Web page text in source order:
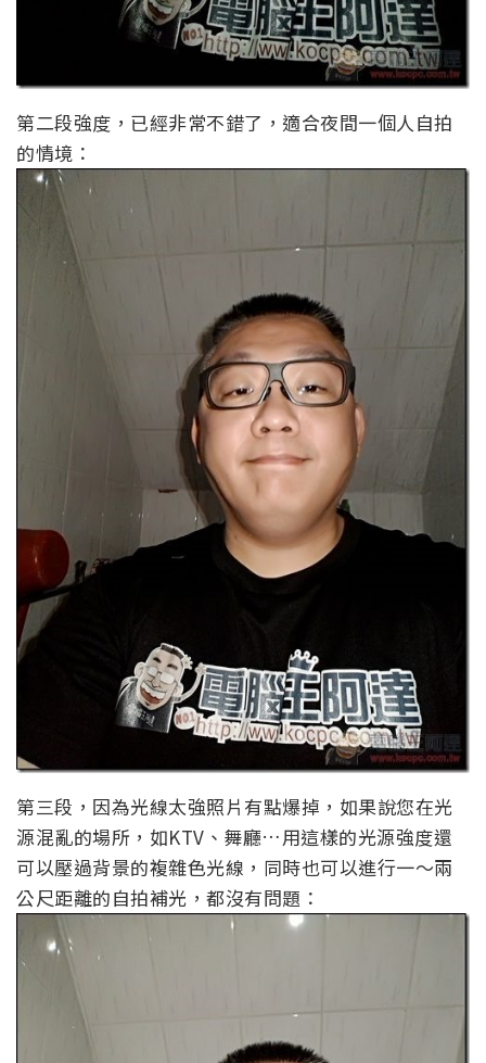
第二段強度，已經非常不錯了，適合夜間一個人自拍
的情境：
第三段，因為光線太強照片有點爆掉，如果說您在光
源混亂的場所，如KTV、舞廳…用這樣的光源強度還
可以壓過背景的複雜色光線，同時也可以進行一～兩
公尺距離的自拍補光，都沒有問題：